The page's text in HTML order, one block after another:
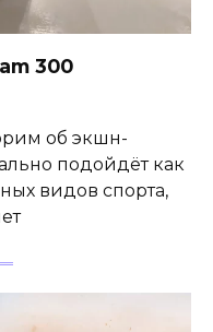
300
об экшн-
подойдёт как
видов спорта,